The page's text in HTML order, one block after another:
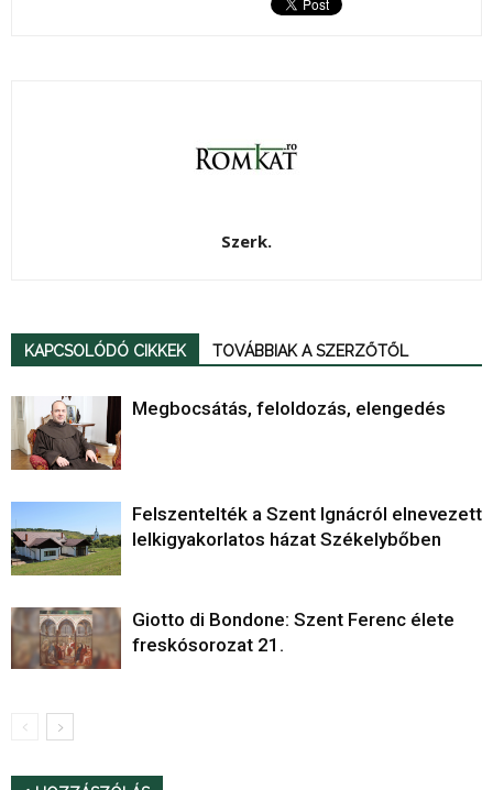
Szerk.
KAPCSOLÓDÓ CIKKEK TOVÁBBIAK A SZERZŐTŐL
Megbocsátás, feloldozás, elengedés
Felszentelték a Szent Ignácról elnevezett
lelkigyakorlatos házat Székelybőben
Giotto di Bondone: Szent Ferenc élete
freskósorozat 21.